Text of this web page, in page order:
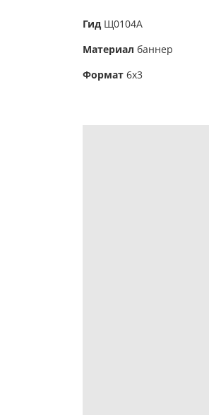
Гид Щ0104А
Материал баннер
Формат 6х3